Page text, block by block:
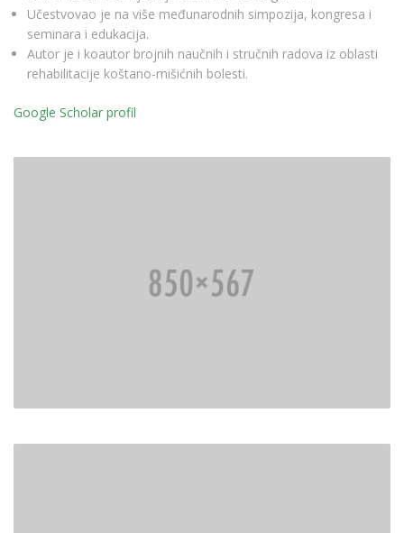
Učestvovao je na više međunarodnih simpozija, kongresa i
seminara i edukacija.
Autor je i koautor brojnih naučnih i stručnih radova iz oblasti
rehabilitacije koštano-mišićnih bolesti.
Google Scholar profil